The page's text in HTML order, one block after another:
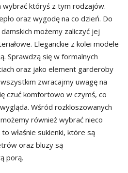
któryś z tym rodzajów.
oraz wygodę na co dzień. Do
możemy zaliczyć jej
Eleganckie z kolei modele
Sprawdzą się w formalnych
oraz jako element garderoby
zwracajmy uwagę na
czuć komfortowo w czymś, co
Wśród rozkloszowanych
również wybrać nieco
właśnie sukienki, które są
oraz bluzy są
porą.